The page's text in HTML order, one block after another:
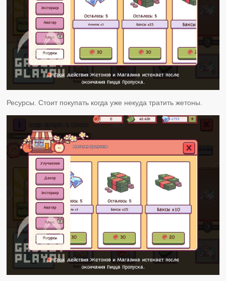
Ресурсы. Стоит покупать когда уже некуда тратить жетоны.